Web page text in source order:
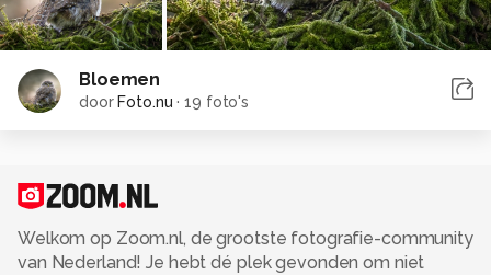
Bloemen
door Foto.nu ·19 foto's
Welkom op Zoom.nl, de grootste fotografie-community
van Nederland! Je hebt dé plek gevonden om niet